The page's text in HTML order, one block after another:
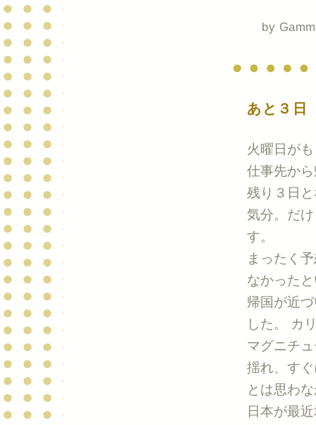
by
あと３日
火曜日が
仕事先か
残り３日
気分。だ
す。
まったく
なかった
帰国が近
した。 カ
マグニチ
揺れ、す
とは思わ
日本が最